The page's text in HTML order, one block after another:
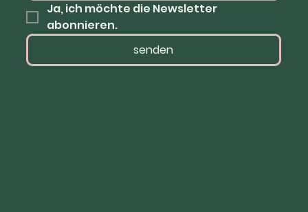
Ja, ich möchte die Newsletter
abonnieren.
senden